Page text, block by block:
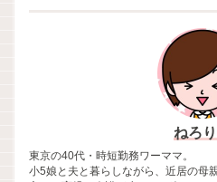
ねろ
東京の40代・時短勤務ワーママ。
小5娘と夫と暮らしながら、近居の母